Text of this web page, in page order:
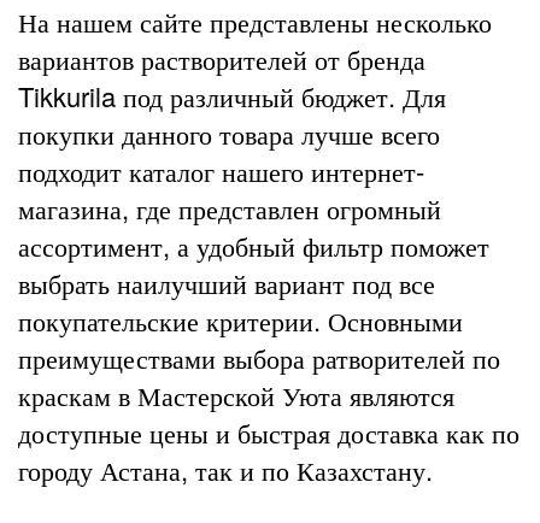
На нашем сайте представлены несколько
вариантов растворителей от бренда
Tikkurila под различный бюджет. Для
покупки данного товара лучше всего
подходит каталог нашего интернет-
магазина, где представлен огромный
ассортимент, а удобный фильтр поможет
выбрать наилучший вариант под все
покупательские критерии. Основными
преимуществами выбора ратворителей по
краскам в Мастерской Уюта являются
доступные цены и быстрая доставка как по
городу Астана, так и по Казахстану.